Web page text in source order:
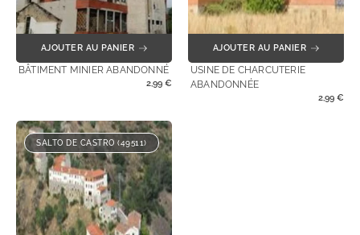
AJOUTER AU PANIER
BÂTIMENT MINIER ABANDONNÉ
2,99 €
AJOUTER AU PANIER
USINE DE CHARCUTERIE
ABANDONNÉE
2,99 €
SALTO DE CASTRO (49511)